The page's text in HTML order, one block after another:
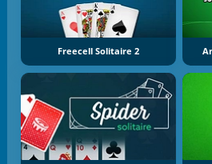
Freecell Solitaire 2